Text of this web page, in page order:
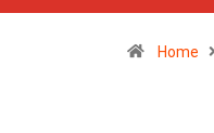
Home